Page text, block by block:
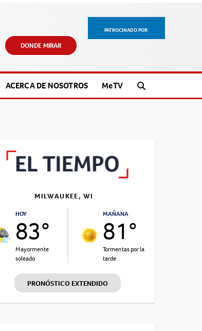
PATROCINADO POR:
DONDE MIRAR
ACERCA DE NOSOTROS MeTV
MILWAUKEE, WI
HOY
83°
Mayormente
soleado
MAÑANA
81°
Tormentas por la
tarde
PRONÓSTICO EXTENDIDO